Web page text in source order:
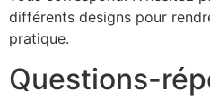
différents designs pour
pratique.
Questions-